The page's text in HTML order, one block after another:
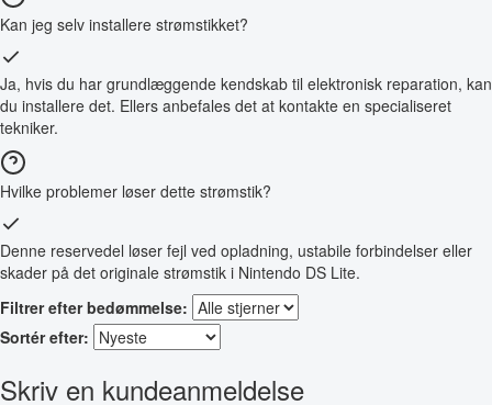
Kan jeg selv installere strømstikket?
Ja, hvis du har grundlæggende kendskab til elektronisk reparation, kan
du installere det. Ellers anbefales det at kontakte en specialiseret
tekniker.
Hvilke problemer løser dette strømstik?
Denne reservedel løser fejl ved opladning, ustabile forbindelser eller
skader på det originale strømstik i Nintendo DS Lite.
Filtrer efter bedømmelse:
Sortér efter:
Skriv en kundeanmeldelse